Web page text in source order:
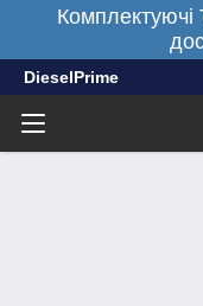
DieselPrime